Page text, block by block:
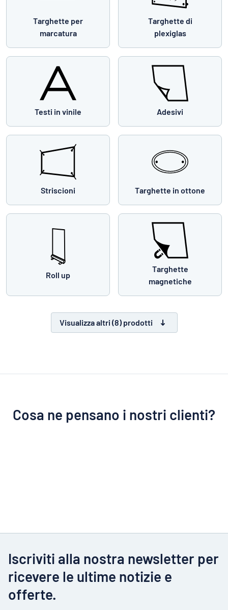
Targhette per
marcatura
Targhette di
plexiglas
Testi in vinile Adesivi
Striscioni Targhette in ottone
Roll up
Targhette
magnetiche
Visualizza altri (8) prodotti
Cosa ne pensano i nostri clienti?
Iscriviti alla nostra newsletter per
ricevere le ultime notizie e
offerte.